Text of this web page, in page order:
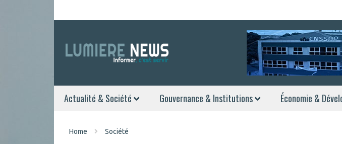
Actualité & Société Gouvernance & Institutions Économie &
Home Société